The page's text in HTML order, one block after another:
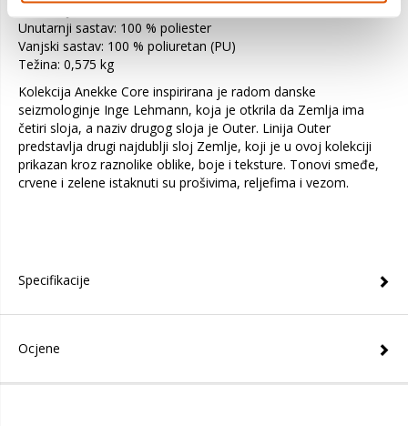
Dimenzije (D x V x Š): 27/24/10 cm
Unutarnji sastav: 100 % poliester
Vanjski sastav: 100 % poliuretan (PU)
Težina: 0,575 kg
Kolekcija Anekke Core inspirirana je radom danske
seizmologinje Inge Lehmann, koja je otkrila da Zemlja ima
četiri sloja, a naziv drugog sloja je Outer. Linija Outer
predstavlja drugi najdublji sloj Zemlje, koji je u ovoj kolekciji
prikazan kroz raznolike oblike, boje i teksture. Tonovi smeđe,
crvene i zelene istaknuti su prošivima, reljefima i vezom.
Specifikacije
Ocjene